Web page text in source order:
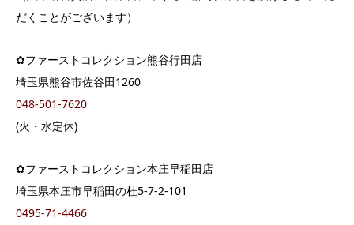
だくことがございます）
✿ファーストコレクション熊谷行田店
埼玉県熊谷市佐谷田1260
048-501-7620
(火・水定休)
✿ファーストコレクション本庄早稲田店
埼玉県本庄市早稲田の杜5-7-2-101
0495-71-4466